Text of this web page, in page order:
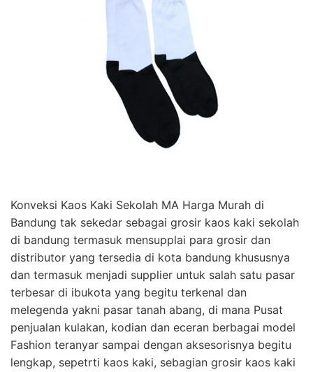
Konveksi Kaos Kaki Sekolah MA Harga Murah di
Bandung tak sekedar sebagai grosir kaos kaki sekolah
di bandung termasuk mensupplai para grosir dan
distributor yang tersedia di kota bandung khususnya
dan termasuk menjadi supplier untuk salah satu pasar
terbesar di ibukota yang begitu terkenal dan
melegenda yakni pasar tanah abang, di mana Pusat
penjualan kulakan, kodian dan eceran berbagai model
Fashion teranyar sampai dengan aksesorisnya begitu
lengkap, sepetrti kaos kaki, sebagian grosir kaos kaki